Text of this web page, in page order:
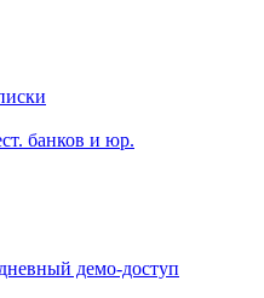
банков и юр.
демо-доступ